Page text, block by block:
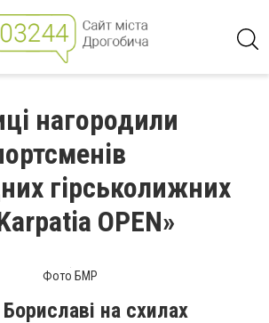
нагородили
гірськолижних
OPEN»
Фото БМР
на схилах